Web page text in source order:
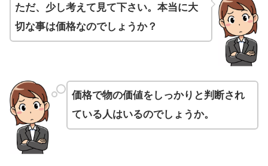
ただ、少し考えて見て下さい。本当に大
切な事は価格なのでしょうか？
価格で物の価値をしっかりと判断され
ている人はいるのでしょうか。